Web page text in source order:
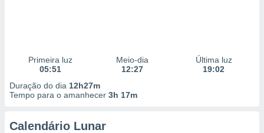
Primeira luz
05:51
Meio-dia
12:27
Última luz
19:02
Duração do dia 12h27m
Tempo para o amanhecer 3h 17m
Calendário Lunar